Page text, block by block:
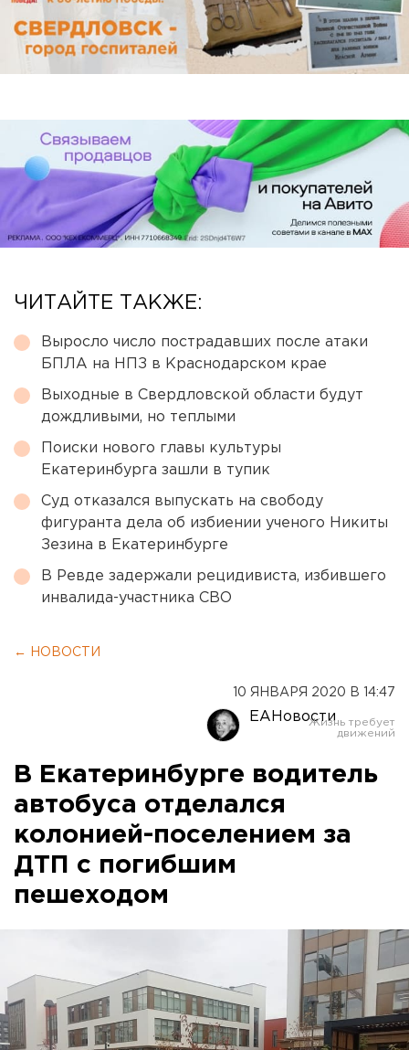
ЧИТАЙТЕ ТАКЖЕ:
Выросло число пострадавших после атаки
БПЛА на НПЗ в Краснодарском крае
Выходные в Свердловской области будут
дождливыми, но теплыми
Поиски нового главы культуры
Екатеринбурга зашли в тупик
Суд отказался выпускать на свободу
фигуранта дела об избиении ученого Никиты
Зезина в Екатеринбурге
В Ревде задержали рецидивиста, избившего
инвалида-участника СВО
← НОВОСТИ
10 ЯНВАРЯ 2020 В 14:47
ЕАНовости
В Екатеринбурге водитель
автобуса отделался
колонией-поселением за
ДТП с погибшим
пешеходом